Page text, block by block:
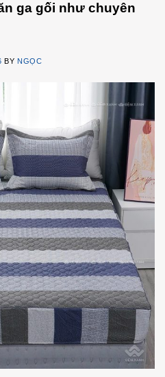
ga gối như chuyên
BY NGỌC